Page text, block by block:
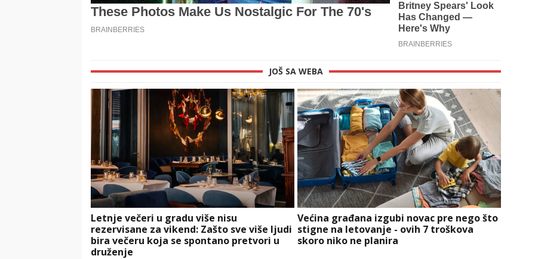
JOŠ SA WEBA
Letnje večeri u gradu više nisu
rezervisane za vikend: Zašto sve više ljudi
bira večeru koja se spontano pretvori u
druženje
Većina građana izgubi novac pre nego što
stigne na letovanje - ovih 7 troškova
skoro niko ne planira